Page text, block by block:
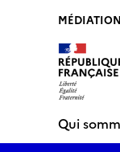
MÉDIATION
Qui